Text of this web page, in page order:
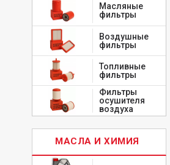
Масляные
фильтры
Воздушные
фильтры
Топливные
фильтры
Фильтры
осушителя
воздуха
МАСЛА И ХИМИЯ